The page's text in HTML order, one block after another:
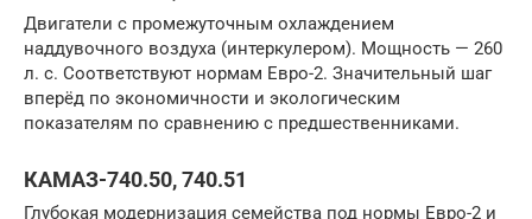
Двигатели с промежуточным охлаждением
наддувочного воздуха (интеркулером). Мощность — 260
л. с. Соответствуют нормам Евро-2. Значительный шаг
вперёд по экономичности и экологическим
показателям по сравнению с предшественниками.
КАМАЗ-740.50, 740.51
Глубокая модернизация семейства под нормы Евро-2 и